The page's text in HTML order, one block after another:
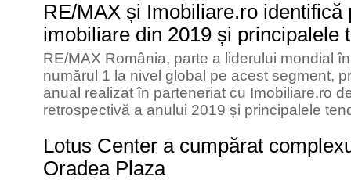
RE/MAX și Imobiliare.ro identifică
imobiliare din 2019 și principalele
RE/MAX România, parte a liderului mondial
numărul 1 la nivel global pe acest segment,
anual realizat în parteneriat cu Imobiliare.ro
retrospectivă a anului 2019 și principalele
Lotus Center a cumpărat
Oradea Plaza